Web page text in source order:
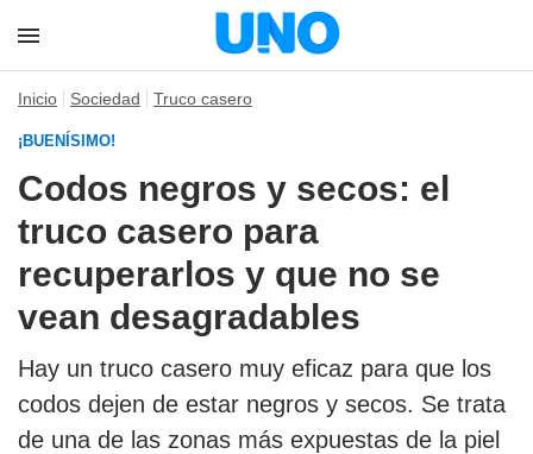
Inicio Sociedad Truco casero
¡BUENÍSIMO!
Codos negros y secos: el
truco casero para
recuperarlos y que no se
vean desagradables
Hay un truco casero muy eficaz para que los
codos dejen de estar negros y secos. Se trata
de una de las zonas más expuestas de la piel